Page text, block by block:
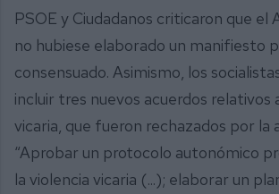
PSOE y Ciudadanos criticaron que el
no hubiese elaborado un manifiesto
consensuado. Asimismo, los
incluir tres nuevos acuerdos relativos
vicaria, que fueron rechazados por la
“Aprobar un protocolo autonómico
la violencia vicaria (...); elaborar un